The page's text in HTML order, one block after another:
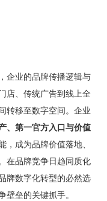
企业的品牌传播逻辑与
店、传统广告到线上全
转移至数字空间。企业
、第一官方入口与价值
，成为品牌价值落地、
在品牌竞争日趋同质化
牌数字化转型的必然选
壁垒的关键抓手。